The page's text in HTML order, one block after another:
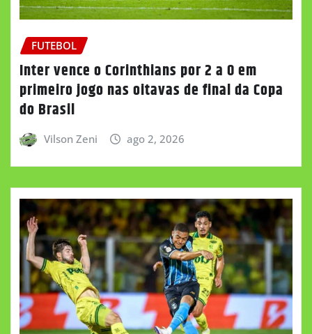
FUTEBOL
Inter vence o Corinthians por 2 a 0 em
primeiro jogo nas oitavas de final da Copa
do Brasil
Vilson Zeni ago 2, 2026